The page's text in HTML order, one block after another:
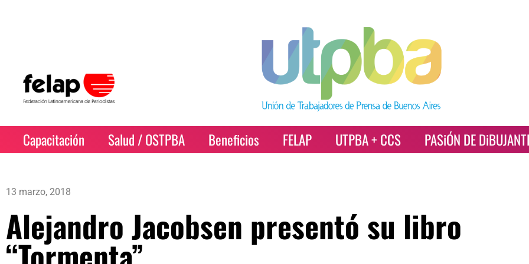
Capacitación Salud / OSTPBA Beneficios FELAP UTPBA + CCS PASiÓN DE
13 marzo, 2018
Alejandro Jacobsen presentó su libro